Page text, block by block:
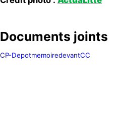
Documents joints
CP-DepotmemoiredevantCC